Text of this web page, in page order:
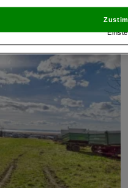
gegen die Verarbeitung auf der
Einstellungen“, die sich auf jeder Seite
unsere Partner
genauer Standortdaten.
Informationen auf einem Endgerät.
Performance von Inhalten,
Partner (Lieferanten)